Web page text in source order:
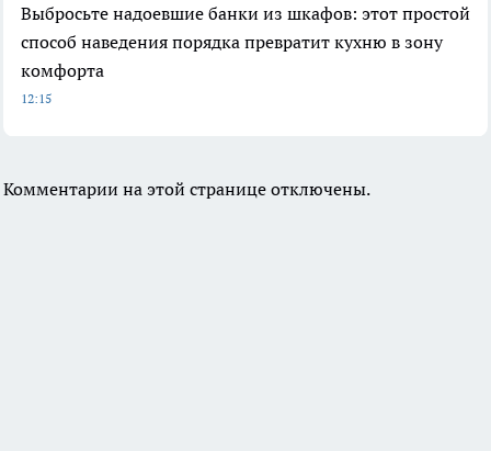
Выбросьте надоевшие банки из шкафов: этот простой
способ наведения порядка превратит кухню в зону
комфорта
12:15
Комментарии на этой странице отключены.